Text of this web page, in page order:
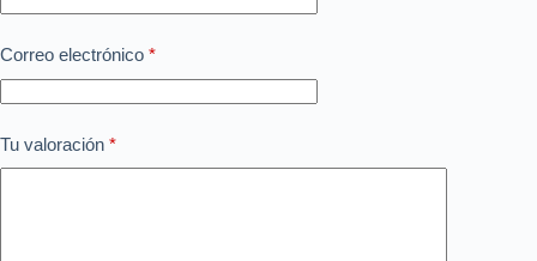
Correo electrónico *
Tu valoración *